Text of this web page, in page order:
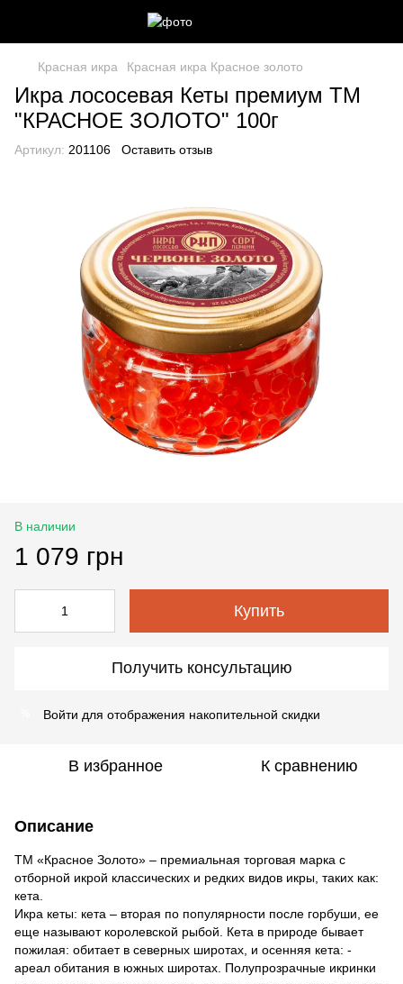
Красная икра Красная икра Красное золото
Икра лососевая Кеты премиум ТМ
"КРАСНОЕ ЗОЛОТО" 100г
Артикул: 201106 Оставить отзыв
В наличии
1 079 грн
Купить
Получить консультацию
Войти для отображения накопительной скидки
В избранное К сравнению
Описание
ТМ «Красное Золото» – премиальная торговая марка с
отборной икрой классических и редких видов икры, таких как:
кета.
Икра кеты: кета – вторая по популярности после горбуши, ее
еще называют королевской рыбой. Кета в природе бывает
пожилая: обитает в северных широтах, и осенняя кета: -
ареал обитания в южных широтах. Полупрозрачные икринки